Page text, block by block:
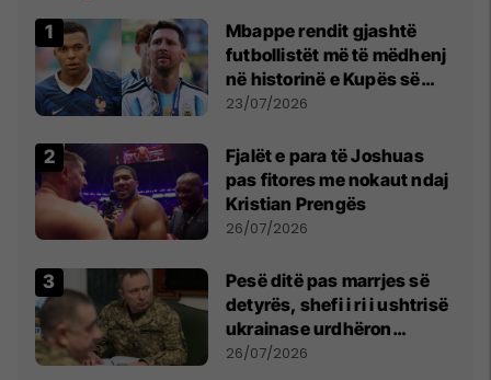
Mbappe rendit gjashtë
futbollistët më të mëdhenj
në historinë e Kupës së
Botës, Messi mbetet i dyti
23/07/2026
Fjalët e para të Joshuas
pas fitores me nokaut ndaj
Kristian Prengës
26/07/2026
Pesë ditë pas marrjes së
detyrës, shefi i ri i ushtrisë
ukrainase urdhëron
kontroll të madh
26/07/2026